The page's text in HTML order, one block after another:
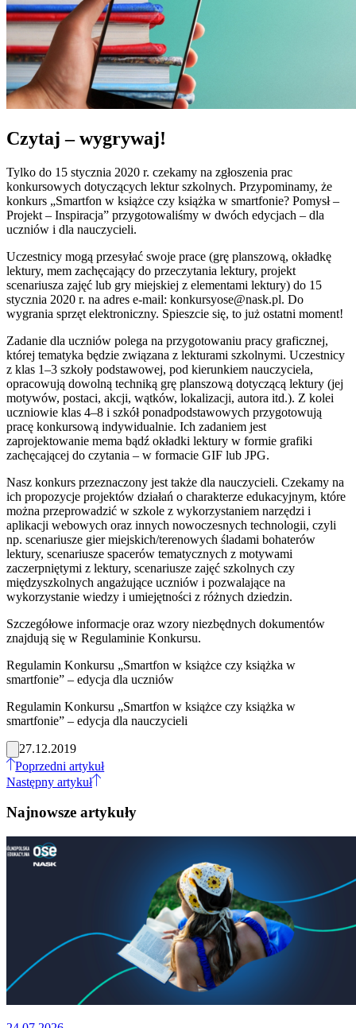
Czytaj – wygrywaj!
Tylko do 15 stycznia 2020 r. czekamy na zgłoszenia prac
konkursowych dotyczących lektur szkolnych. Przypominamy, że
konkurs „Smartfon w książce czy książka w smartfonie? Pomysł –
Projekt – Inspiracja” przygotowaliśmy w dwóch edycjach – dla
uczniów i dla nauczycieli.
Uczestnicy mogą przesyłać swoje prace (grę planszową, okładkę
lektury, mem zachęcający do przeczytania lektury, projekt
scenariusza zajęć lub gry miejskiej z elementami lektury) do 15
stycznia 2020 r. na adres e-mail: konkursyose@nask.pl. Do
wygrania sprzęt elektroniczny. Spieszcie się, to już ostatni moment!
Zadanie dla uczniów polega na przygotowaniu pracy graficznej,
której tematyka będzie związana z lekturami szkolnymi. Uczestnicy
z klas 1–3 szkoły podstawowej, pod kierunkiem nauczyciela,
opracowują dowolną techniką grę planszową dotyczącą lektury (jej
motywów, postaci, akcji, wątków, lokalizacji, autora itd.). Z kolei
uczniowie klas 4–8 i szkół ponadpodstawowych przygotowują
pracę konkursową indywidualnie. Ich zadaniem jest
zaprojektowanie mema bądź okładki lektury w formie grafiki
zachęcającej do czytania – w formacie GIF lub JPG.
Nasz konkurs przeznaczony jest także dla nauczycieli. Czekamy na
ich propozycje projektów działań o charakterze edukacyjnym, które
można przeprowadzić w szkole z wykorzystaniem narzędzi i
aplikacji webowych oraz innych nowoczesnych technologii, czyli
np. scenariusze gier miejskich/terenowych śladami bohaterów
lektury, scenariusze spacerów tematycznych z motywami
zaczerpniętymi z lektury, scenariusze zajęć szkolnych czy
międzyszkolnych angażujące uczniów i pozwalające na
wykorzystanie wiedzy i umiejętności z różnych dziedzin.
Szczegółowe informacje oraz wzory niezbędnych dokumentów
znajdują się w Regulaminie Konkursu.
Regulamin Konkursu „Smartfon w książce czy książka w
smartfonie” – edycja dla uczniów
Regulamin Konkursu „Smartfon w książce czy książka w
smartfonie” – edycja dla nauczycieli
27.12.2019
Poprzedni artykuł
Następny artykuł
Najnowsze artykuły